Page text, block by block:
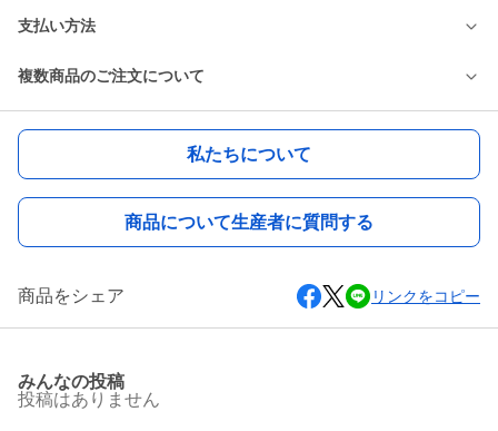
支払い方法
複数商品のご注文について
私たちについて
商品について生産者に質問する
商品をシェア リンクをコピー
みんなの投稿
投稿はありません